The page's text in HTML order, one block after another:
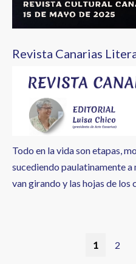
Revista Canarias
Todo en la vida son etapas,
sucediendo paulatinamente a
van girando y las hojas de los
Página
1 2